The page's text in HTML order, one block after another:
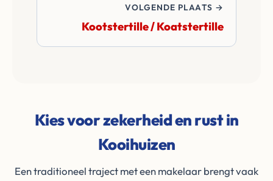
VOLGENDE PLAATS →
Kootstertille / Koatstertille
Kies voor zekerheid en rust in
Kooihuizen
Een traditioneel traject met een makelaar brengt vaak